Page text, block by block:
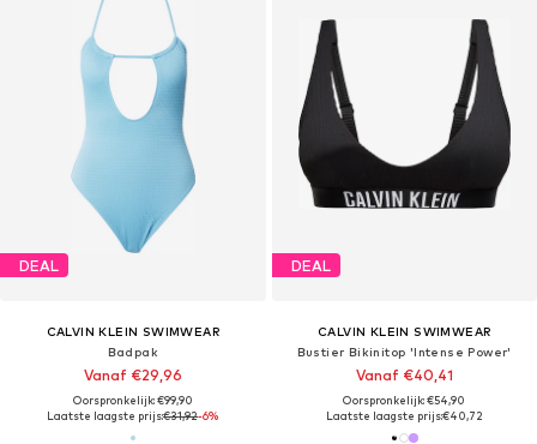
DEAL
CALVIN KLEIN SWIMWEAR
Badpak
Vanaf €29,96
Oorspronkelijk: €99,90
Laatste laagste prijs:€31,92-6%
DEAL
CALVIN KLEIN SWIMWEAR
Bustier Bikinitop 'Intense Power'
Vanaf €40,41
Oorspronkelijk: €54,90
Laatste laagste prijs:€40,72